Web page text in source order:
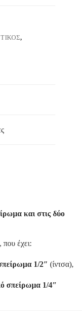
,
και στις δύο
, που έχει:
1/2″ (ίντσα),
σπείρωμα 1/4″